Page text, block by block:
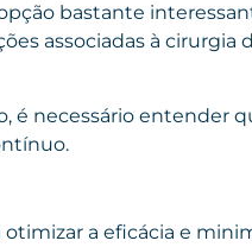
bastante
associadas à cirurgia
é necessário entender
a eficácia e